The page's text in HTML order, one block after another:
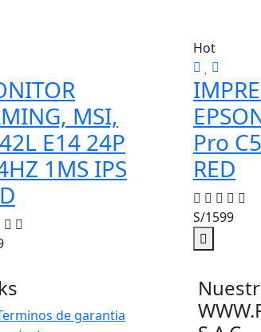
MSI,
E14 24P
1MS IPS
Hot
Pro
RED
S/1599
de garantia